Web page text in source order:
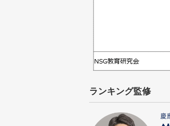
ランキング監修
慶